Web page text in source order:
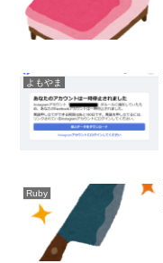
よもやま
Ruby